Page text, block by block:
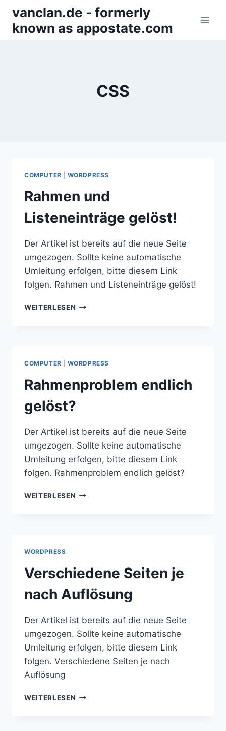
Inhalt
springen
vanclan.de - formerly
known as appostate.com
CSS
COMPUTER WORDPRESS
Rahmen und
Listeneinträge gelöst!
Der Artikel ist bereits auf die neue Seite
umgezogen. Sollte keine automatische
Umleitung erfolgen, bitte diesem Link
folgen. Rahmen und Listeneinträge gelöst!
WEITERLESEN RAHMEN
COMPUTER WORDPRESS
Rahmenproblem endlich
gelöst?
Der Artikel ist bereits auf die neue Seite
umgezogen. Sollte keine automatische
Umleitung erfolgen, bitte diesem Link
folgen. Rahmenproblem endlich gelöst?
WEITERLESEN RAHMENPROBLEM
WORDPRESS
Verschiedene Seiten je
nach Auflösung
Der Artikel ist bereits auf die neue Seite
umgezogen. Sollte keine automatische
Umleitung erfolgen, bitte diesem Link
folgen. Verschiedene Seiten je nach
Auflösung
WEITERLESEN VERSCHIEDENE